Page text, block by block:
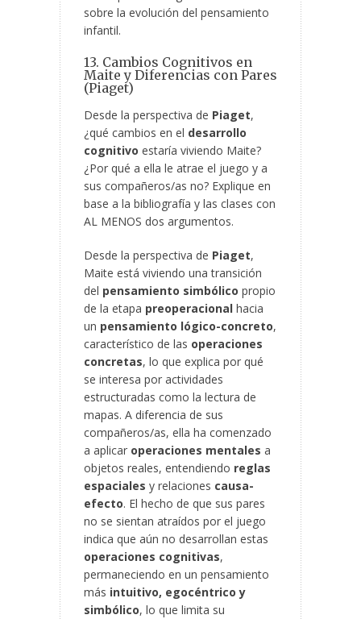
sobre la evolución del pensamiento
infantil.
13. Cambios Cognitivos en
Maite y Diferencias con Pares
(Piaget)
Desde la perspectiva de Piaget,
¿qué cambios en el desarrollo
cognitivo estaría viviendo Maite?
¿Por qué a ella le atrae el juego y a
sus compañeros/as no? Explique en
base a la bibliografía y las clases con
AL MENOS dos argumentos.
Desde la perspectiva de Piaget,
Maite está viviendo una transición
del pensamiento simbólico propio
de la etapa preoperacional hacia
un pensamiento lógico-concreto,
característico de las operaciones
concretas, lo que explica por qué
se interesa por actividades
estructuradas como la lectura de
mapas. A diferencia de sus
compañeros/as, ella ha comenzado
a aplicar operaciones mentales a
objetos reales, entendiendo reglas
espaciales y relaciones causa-
efecto. El hecho de que sus pares
no se sientan atraídos por el juego
indica que aún no desarrollan estas
operaciones cognitivas,
permaneciendo en un pensamiento
más intuitivo, egocéntrico y
simbólico, lo que limita su